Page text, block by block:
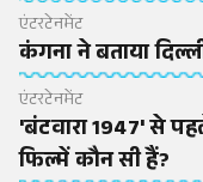
एंटरटेनमेंट
कंगना ने बताया
एंटरटेनमेंट
'बंटवारा 1947' से
फिल्में कौन सी हैं?